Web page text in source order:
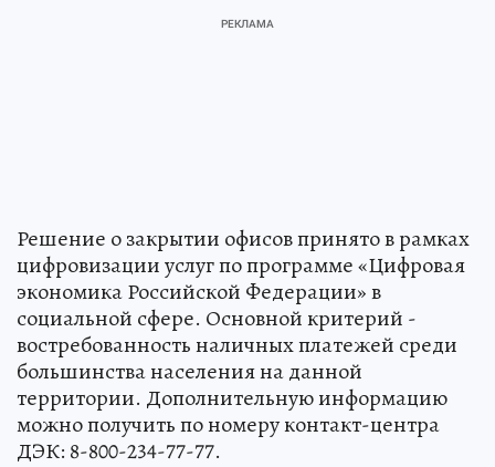
Решение о закрытии офисов принято в рамках
цифровизации услуг по программе «Цифровая
экономика Российской Федерации» в
социальной сфере. Основной критерий -
востребованность наличных платежей среди
большинства населения на данной
территории. Дополнительную информацию
можно получить по номеру контакт-центра
ДЭК: 8-800-234-77-77.